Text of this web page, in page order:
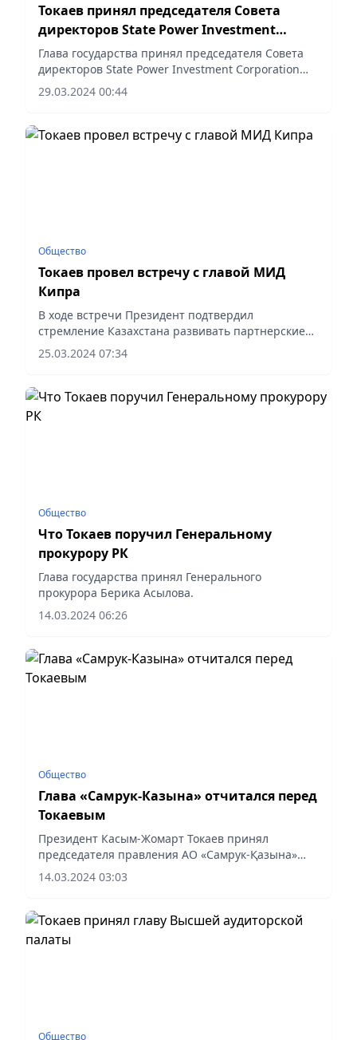
Токаев принял председателя Совета
директоров State Power Investment
Corporation
Глава государства принял председателя Совета
директоров State Power Investment Corporation
Лю Миншэна
29.03.2024 00:44
Общество
Токаев провел встречу с главой МИД
Кипра
В ходе встречи Президент подтвердил
стремление Казахстана развивать партнерские
отношения с Республикой Кипр. Как отметил
Глава государства, за 32 года дипломатических
25.03.2024 07:34
Общество
Что Токаев поручил Генеральному
прокурору РК
Глава государства принял Генерального
прокурора Берика Асылова.
14.03.2024 06:26
Общество
Глава «Самрук-Казына» отчитался перед
Токаевым
Президент Касым-Жомарт Токаев принял
председателя правления АО «Самрук-Қазына»
Нурлана Жакупова.
14.03.2024 03:03
Общество